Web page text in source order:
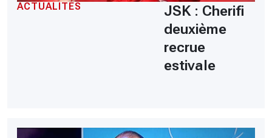
ACTUALITÉS
JSK : Cherifi
deuxième
recrue
estivale